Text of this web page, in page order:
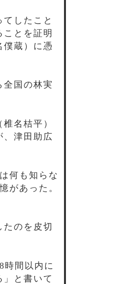
したこと
とを証明
蔵）に憑
全国の林実
名桔平）
、津田助広
何も知らな
があった。
のを皮切
時間以内に
と書いて